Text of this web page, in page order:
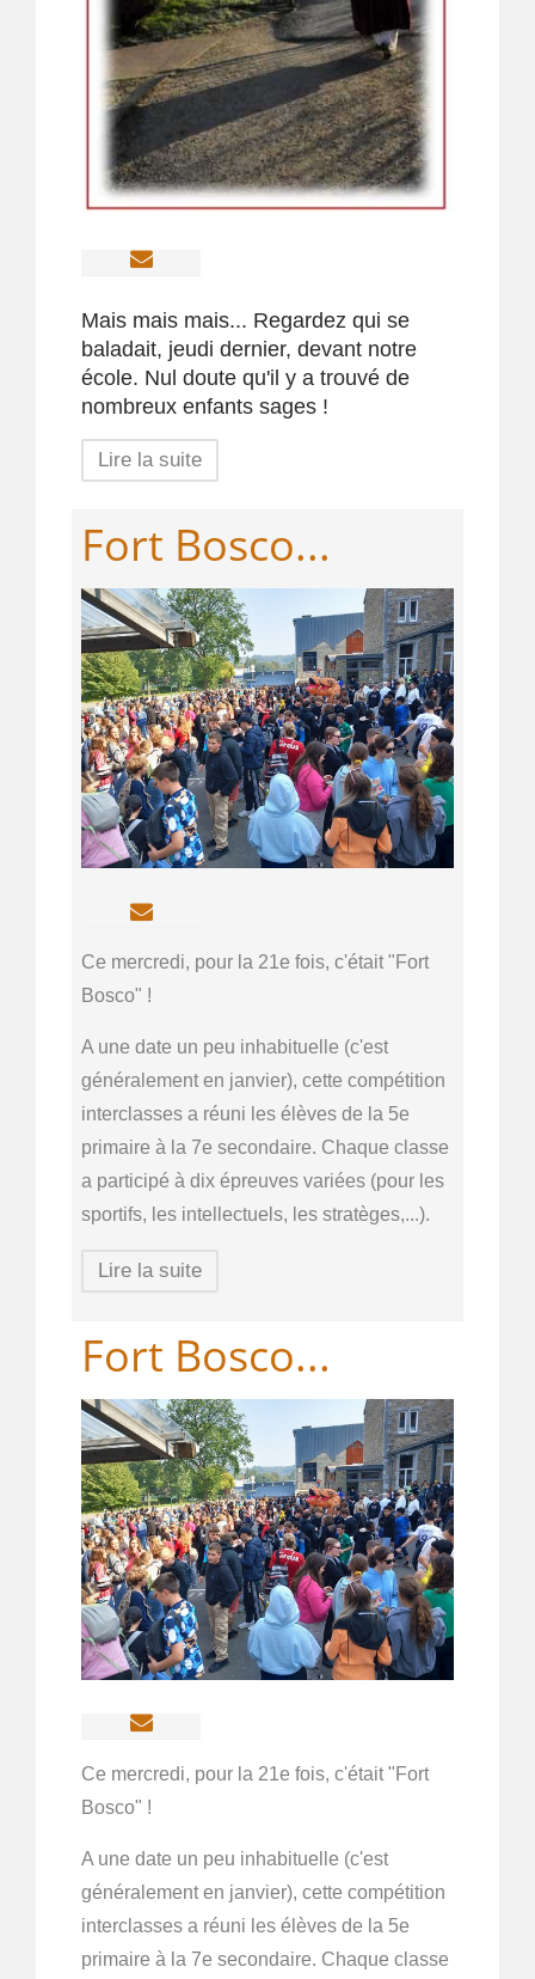
Mais mais mais... Regardez qui se
baladait, jeudi dernier, devant notre
école. Nul doute qu'il y a trouvé de
nombreux enfants sages !
Lire la suite
Fort Bosco...
Ce mercredi, pour la 21e fois, c'était "Fort
Bosco" !
A une date un peu inhabituelle (c'est
généralement en janvier), cette compétition
interclasses a réuni les élèves de la 5e
primaire à la 7e secondaire. Chaque classe
a participé à dix épreuves variées (pour les
sportifs, les intellectuels, les stratèges,...).
Lire la suite
Fort Bosco...
Ce mercredi, pour la 21e fois, c'était "Fort
Bosco" !
A une date un peu inhabituelle (c'est
généralement en janvier), cette compétition
interclasses a réuni les élèves de la 5e
primaire à la 7e secondaire. Chaque classe